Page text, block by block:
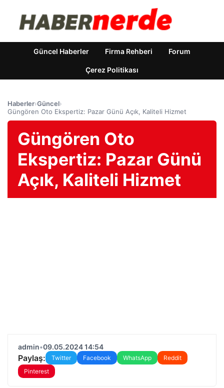
Güncel Haberler Firma Rehberi Forum
Çerez Politikası
Haberler›Güncel›
Güngören Oto Ekspertiz: Pazar Günü Açık, Kaliteli Hizmet
Güngören Oto
Ekspertiz: Pazar Günü
Açık, Kaliteli Hizmet
admin•09.05.2024 14:54
Paylaş: Twitter Facebook WhatsApp
Reddit
Pinterest